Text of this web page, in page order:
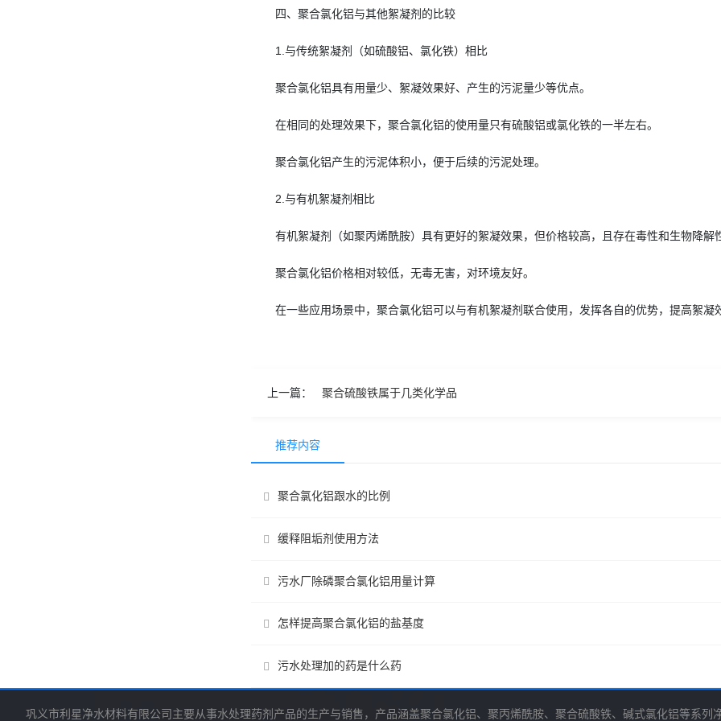
四、聚合氯化铝与其他絮凝剂的比较
1.与传统絮凝剂（如硫酸铝、氯化铁）相比
聚合氯化铝具有用量少、絮凝效果好、产生的污泥量少等优点。
在相同的处理效果下，聚合氯化铝的使用量只有硫酸铝或氯化铁的一半左右。
聚合氯化铝产生的污泥体积小，便于后续的污泥处理。
2.与有机絮凝剂相比
有机絮凝剂（如聚丙烯酰胺）具有更好的絮凝效果，但价格较高，且存在毒性和生物降解
聚合氯化铝价格相对较低，无毒无害，对环境友好。
在一些应用场景中，聚合氯化铝可以与有机絮凝剂联合使用，发挥各自的优势，提高絮凝
上一篇： 聚合硫酸铁属于几类化学品
推荐内容
聚合氯化铝跟水的比例
缓释阻垢剂使用方法
污水厂除磷聚合氯化铝用量计算
怎样提高聚合氯化铝的盐基度
污水处理加的药是什么药
巩义市利星净水材料有限公司主要从事水处理药剂产品的生产与销售，产品涵盖聚合氯化铝、聚丙烯酰胺、聚合硫酸铁、碱式氯化铝等系